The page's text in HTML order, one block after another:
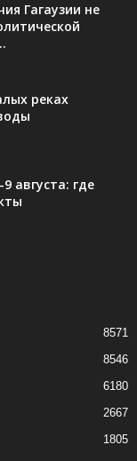
Гагаузии не
реках
августа: где
8571
8546
6180
2667
1805